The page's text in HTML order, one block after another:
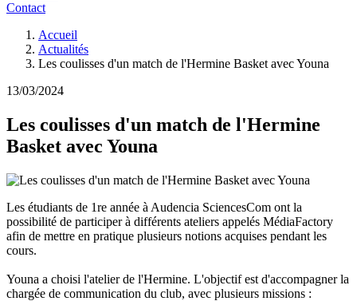
Contact
d'Ariane
Accueil
Actualités
Les coulisses d'un match de l'Hermine Basket avec Youna
13/03/2024
Les coulisses d'un match de l'Hermine
Basket avec Youna
Les étudiants de 1re année à Audencia SciencesCom ont la
possibilité de participer à différents ateliers appelés MédiaFactory
afin de mettre en pratique plusieurs notions acquises pendant les
cours.
Youna a choisi l'atelier de l'Hermine. L'objectif est d'accompagner la
chargée de communication du club, avec plusieurs missions :